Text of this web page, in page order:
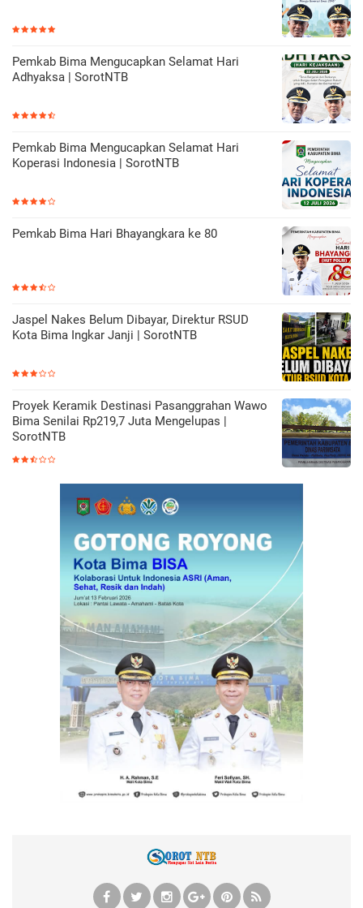
Pemkab Bima Mengucapkan Selamat Hari
Adhyaksa | SorotNTB
Pemkab Bima Mengucapkan Selamat Hari
Koperasi Indonesia | SorotNTB
Pemkab Bima Hari Bhayangkara ke 80
Jaspel Nakes Belum Dibayar, Direktur RSUD
Kota Bima Ingkar Janji | SorotNTB
Proyek Keramik Destinasi Pasanggrahan Wawo
Bima Senilai Rp219,7 Juta Mengelupas |
SorotNTB